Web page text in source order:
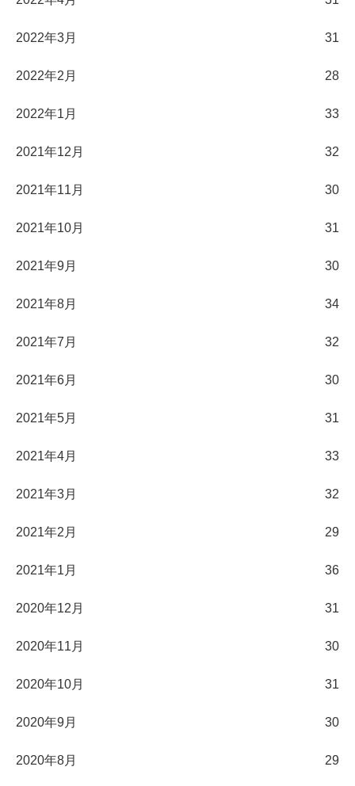
2022年3月 31
2022年2月 28
2022年1月 33
2021年12月 32
2021年11月 30
2021年10月 31
2021年9月 30
2021年8月 34
2021年7月 32
2021年6月 30
2021年5月 31
2021年4月 33
2021年3月 32
2021年2月 29
2021年1月 36
2020年12月 31
2020年11月 30
2020年10月 31
2020年9月 30
2020年8月 29